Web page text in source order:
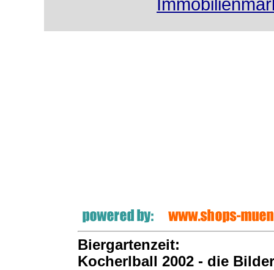
Biergartenzeit:
Kocherlball 2002 - die